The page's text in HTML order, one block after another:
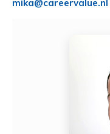
mika@careervalue.nl